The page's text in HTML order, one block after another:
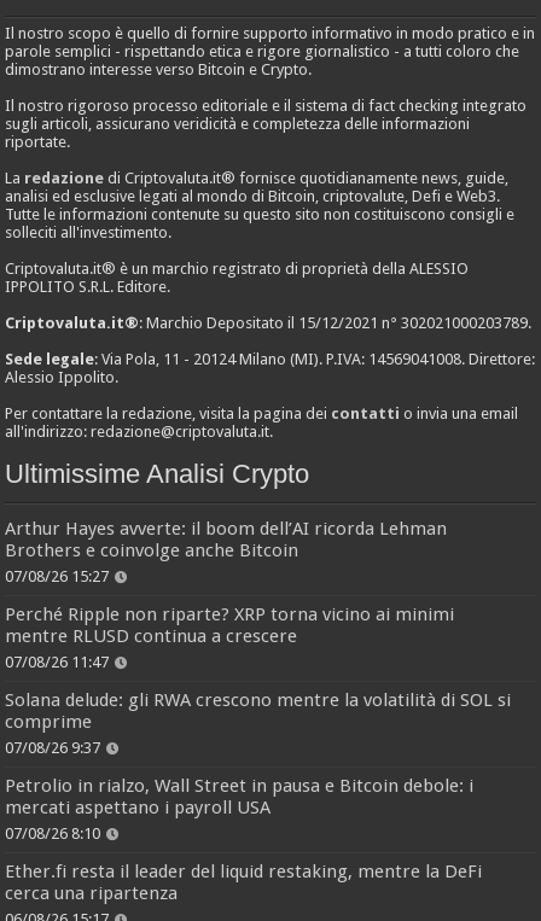
Il nostro scopo è quello di fornire supporto informativo in modo pratico e in
parole semplici - rispettando etica e rigore giornalistico - a tutti coloro che
dimostrano interesse verso Bitcoin e Crypto.
Il nostro rigoroso processo editoriale e il sistema di fact checking integrato
sugli articoli, assicurano veridicità e completezza delle informazioni
riportate.
La redazione di Criptovaluta.it® fornisce quotidianamente news, guide,
analisi ed esclusive legati al mondo di Bitcoin, criptovalute, Defi e Web3.
Tutte le informazioni contenute su questo sito non costituiscono consigli e
solleciti all'investimento.
Criptovaluta.it® è un marchio registrato di proprietà della ALESSIO
IPPOLITO S.R.L. Editore.
Criptovaluta.it®: Marchio Depositato il 15/12/2021 n° 302021000203789.
Sede legale: Via Pola, 11 - 20124 Milano (MI). P.IVA: 14569041008. Direttore:
Alessio Ippolito.
Per contattare la redazione, visita la pagina dei contatti o invia una email
all'indirizzo:redazione@criptovaluta.it.
Ultimissime Analisi Crypto
Arthur Hayes avverte: il boom dell’AI ricorda Lehman
Brothers e coinvolge anche Bitcoin
07/08/26 15:27
Perché Ripple non riparte? XRP torna vicino ai minimi
mentre RLUSD continua a crescere
07/08/26 11:47
Solana delude: gli RWA crescono mentre la volatilità di SOL si
comprime
07/08/26 9:37
Petrolio in rialzo, Wall Street in pausa e Bitcoin debole: i
mercati aspettano i payroll USA
07/08/26 8:10
Ether.fi resta il leader del liquid restaking, mentre la DeFi
cerca una ripartenza